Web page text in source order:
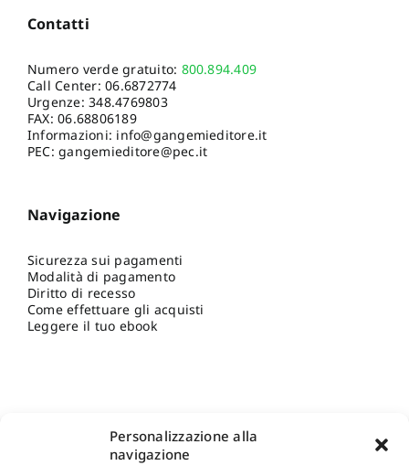
Personalizzazione alla
navigazione
Contatti
Numero verde gratuito: 800.894.409
Call Center:06.6872774
Urgenze:348.4769803
FAX: 06.68806189
Informazioni: info@gangemieditore.it
PEC: gangemieditore@pec.it
Navigazione
Sicurezza sui pagamenti
Modalità di pagamento
Diritto di recesso
Come effettuare gli acquisti
Leggere il tuo ebook